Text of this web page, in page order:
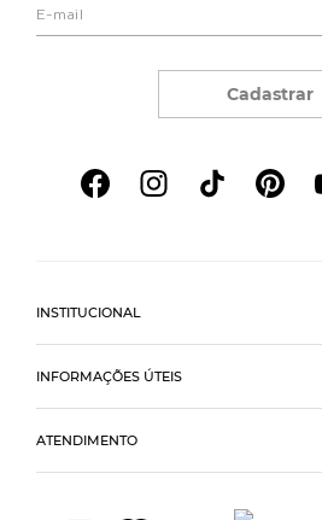
Cadastrar
INSTITUCIONAL
INFORMAÇÕES ÚTEIS
ATENDIMENTO